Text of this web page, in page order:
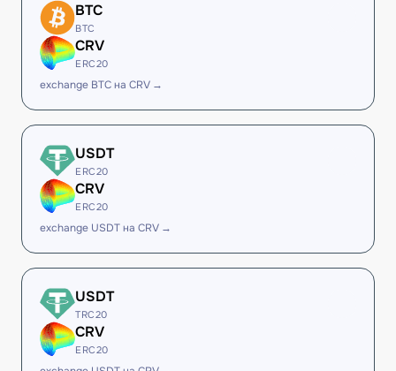
BTC
BTC
CRV
ERC20
exchange BTC на CRV →
USDT
ERC20
CRV
ERC20
exchange USDT на CRV →
USDT
TRC20
CRV
ERC20